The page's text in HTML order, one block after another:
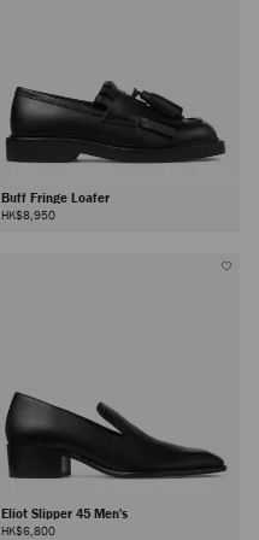
Buff Fringe Loafer
HK$8,950
Eliot Slipper 45 Men's
HK$6,800